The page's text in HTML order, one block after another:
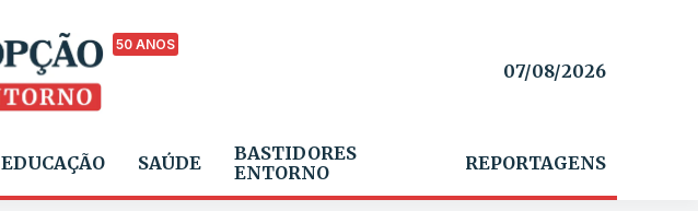
50 ANOS
07/08/2026
EDUCAÇÃO SAÚDE
BASTIDORES
ENTORNO
REPORTAGENS